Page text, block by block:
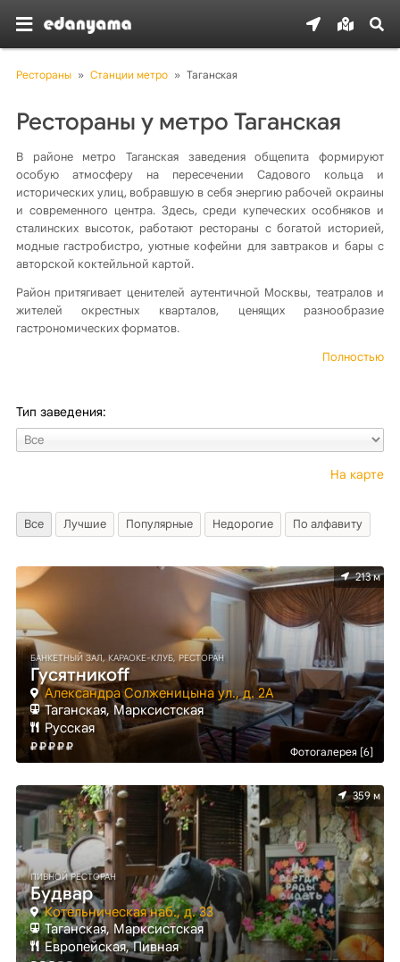
Рестораны » Станции метро » Таганская
Рестораны у метро Таганская
В районе метро Таганская заведения общепита формируют
особую атмосферу на пересечении Садового кольца и
исторических улиц, вобравшую в себя энергию рабочей окраины
и современного центра. Здесь, среди купеческих особняков и
сталинских высоток, работают рестораны с богатой историей,
модные гастробистро, уютные кофейни для завтраков и бары с
авторской коктейльной картой.
Район притягивает ценителей аутентичной Москвы, театралов и
жителей окрестных кварталов, ценящих разнообразие
гастрономических форматов.
Полностью
Тип заведения:
На карте
Все Лучшие Популярные Недорогие По алфавиту
Фотогалерея [6]
213 м
БАНКЕТНЫЙ ЗАЛ, КАРАОКЕ-КЛУБ, РЕСТОРАН
Гусятникоff
Александра Солженицына ул., д. 2А
Таганская, Марксистская
Русская
359 м
ПИВНОЙ РЕСТОРАН
Будвар
Котельническая наб., д. 33
Таганская, Марксистская
Европейская, Пивная